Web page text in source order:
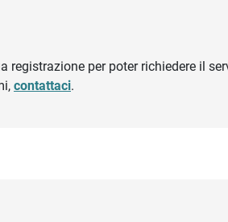
registrazione per poter richiedere il
contattaci.